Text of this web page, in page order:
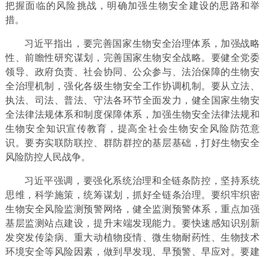
把握面临的风险挑战，明确加强生物安全建设的思路和举
措。
习近平指出，要完善国家生物安全治理体系，加强战略
性、前瞻性研究谋划，完善国家生物安全战略。要健全党委
领导、政府负责、社会协同、公众参与、法治保障的生物安
全治理机制，强化各级生物安全工作协调机制。要从立法、
执法、司法、普法、守法各环节全面发力，健全国家生物安
全法律法规体系和制度保障体系，加强生物安全法律法规和
生物安全知识宣传教育，提高全社会生物安全风险防范意
识。要夯实联防联控、群防群控的基层基础，打好生物安全
风险防控人民战争。
习近平强调，要强化系统治理和全链条防控，坚持系统
思维，科学施策，统筹谋划，抓好全链条治理。要织牢织密
生物安全风险监测预警网络，健全监测预警体系，重点加强
基层监测站点建设，提升末端发现能力。要快速感知识别新
发突发传染病、重大动植物疫情、微生物耐药性、生物技术
环境安全等风险因素，做到早发现、早预警、早应对。要建